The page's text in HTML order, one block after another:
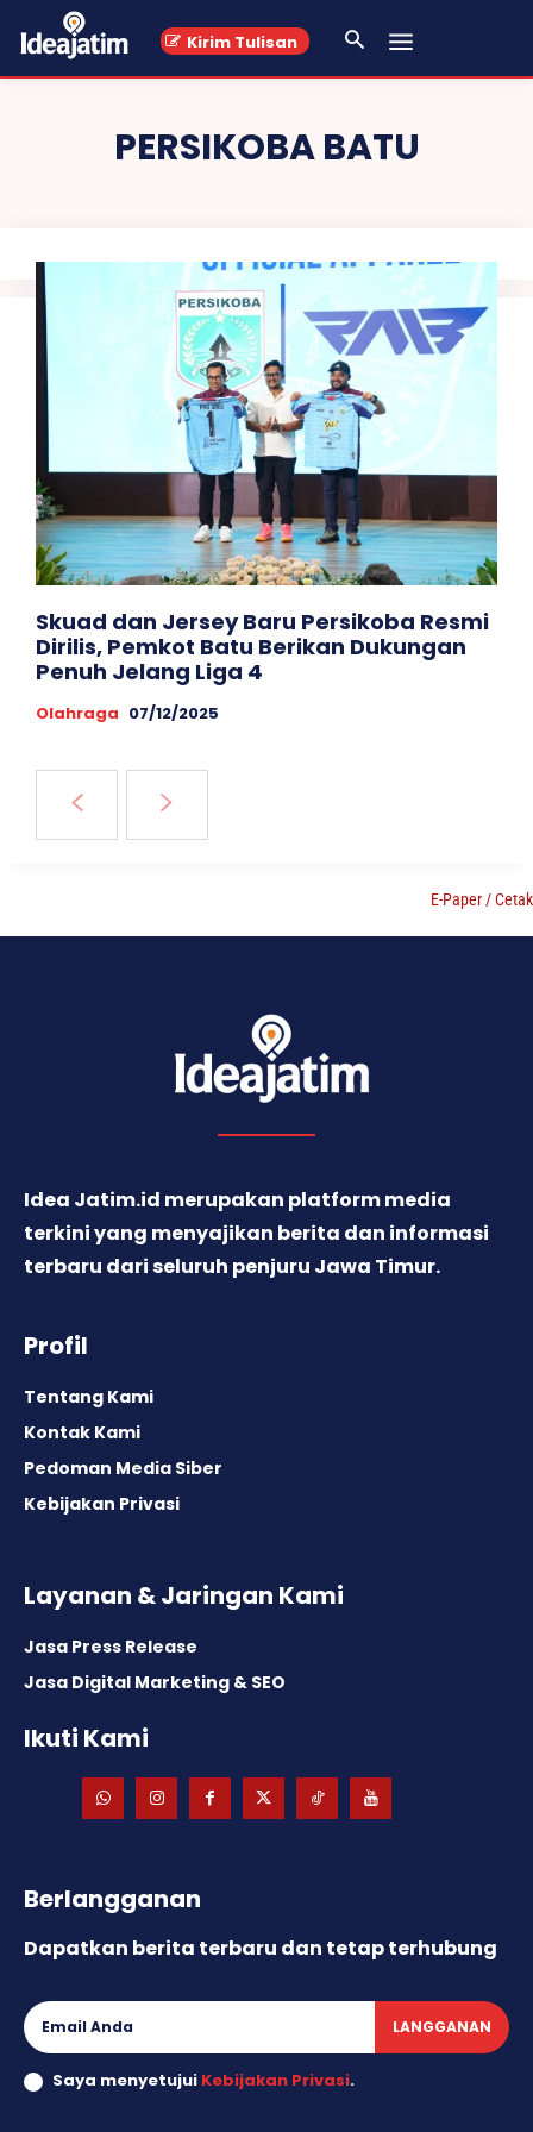
Kirim Tulisan
PERSIKOBA BATU
Skuad dan Jersey Baru Persikoba Resmi
Dirilis, Pemkot Batu Berikan Dukungan
Penuh Jelang Liga 4
Olahraga 07/12/2025
E-Paper / Cetak
Idea Jatim.id merupakan platform media
terkini yang menyajikan berita dan informasi
terbaru dari seluruh penjuru Jawa Timur.
Profil
Tentang Kami
Kontak Kami
Pedoman Media Siber
Kebijakan Privasi
Layanan & Jaringan Kami
Jasa Press Release
Jasa Digital Marketing & SEO
Ikuti Kami
Berlangganan
Dapatkan berita terbaru dan tetap terhubung
LANGGANAN
Saya menyetujui Kebijakan Privasi.